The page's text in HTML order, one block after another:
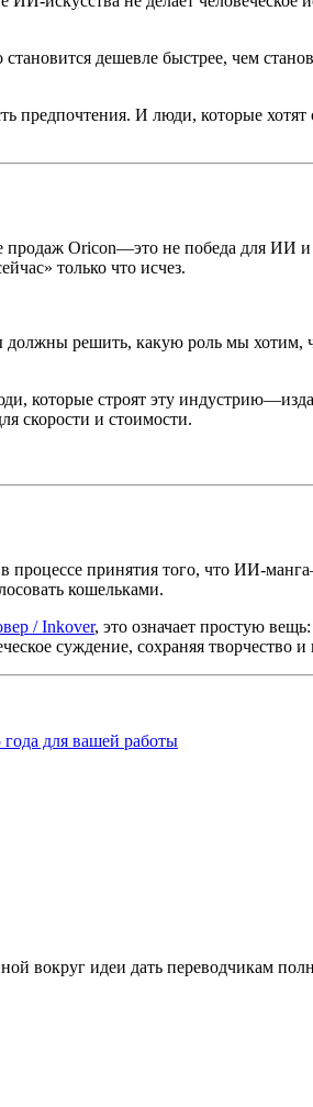
дешевле быстрее, чем
предпочтения. И люди, которые хотят
Oricon—это не победа для ИИ и
только что исчез.
решить, какую роль мы хотим,
которые строят эту
скорости и стоимости.
принятия того, что ИИ-
кошельками.
/ Inkover, это означает простую
суждение, сохраняя творчество
для вашей работы
вокруг идеи дать переводчикам